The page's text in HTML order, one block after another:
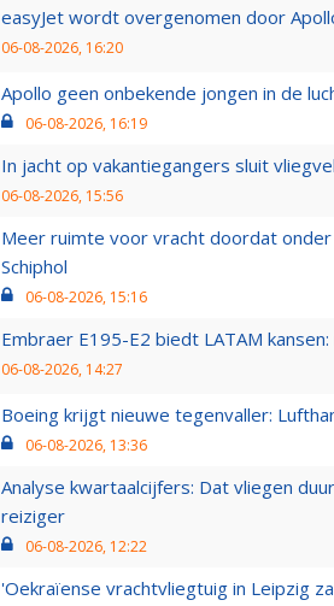
easyJet wordt overgenomen door
06-08-2026, 16:20
Apollo geen onbekende jongen in de
06-08-2026, 16:19
In jacht op vakantiegangers sluit
06-08-2026, 15:56
Meer ruimte voor vracht doordat
Schiphol
06-08-2026, 15:16
Embraer E195-E2 biedt LATAM
06-08-2026, 14:27
Boeing krijgt nieuwe tegenvaller:
06-08-2026, 13:36
Analyse kwartaalcijfers: Dat vliegen
reiziger
06-08-2026, 12:22
'Oekraïense vrachtvliegtuig in Leipzig